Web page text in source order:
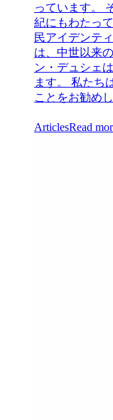
っています。
紀にもわたっ
民アイデンテ
は、中世以来
ン・デュシェ
ます。 私たち
ことをお勧め
ArticlesRead